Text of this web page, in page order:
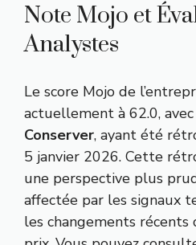
Note Mojo et
Analystes
Le score Mojo de
actuellement à 62.0,
Conserver, ayant été
5 janvier 2026. Cette
une perspective plus
affectée par les signaux
les changements récents